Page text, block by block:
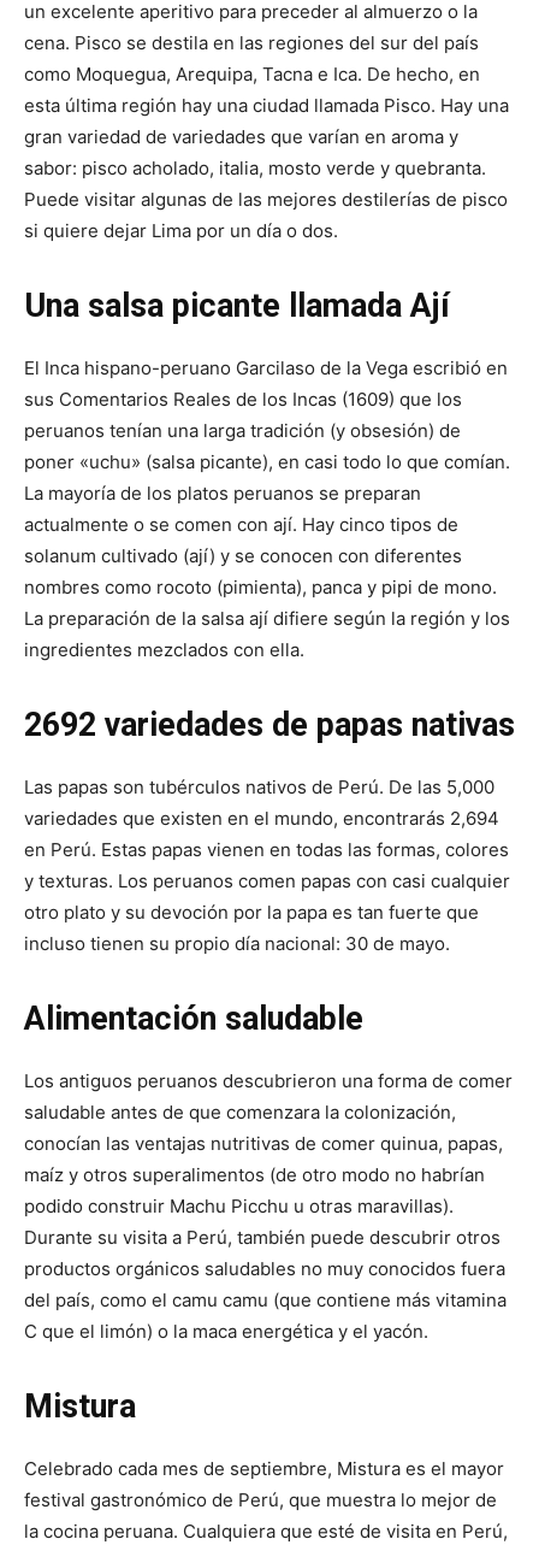
un excelente aperitivo para preceder al almuerzo o la
cena. Pisco se destila en las regiones del sur del país
como Moquegua, Arequipa, Tacna e Ica. De hecho, en
esta última región hay una ciudad llamada Pisco. Hay una
gran variedad de variedades que varían en aroma y
sabor: pisco acholado, italia, mosto verde y quebranta.
Puede visitar algunas de las mejores destilerías de pisco
si quiere dejar Lima por un día o dos.
Una salsa picante llamada Ají
El Inca hispano-peruano Garcilaso de la Vega escribió en
sus Comentarios Reales de los Incas (1609) que los
peruanos tenían una larga tradición (y obsesión) de
poner «uchu» (salsa picante), en casi todo lo que comían.
La mayoría de los platos peruanos se preparan
actualmente o se comen con ají. Hay cinco tipos de
solanum cultivado (ají) y se conocen con diferentes
nombres como rocoto (pimienta), panca y pipi de mono.
La preparación de la salsa ají difiere según la región y los
ingredientes mezclados con ella.
2692 variedades de papas nativas
Las papas son tubérculos nativos de Perú. De las 5,000
variedades que existen en el mundo, encontrarás 2,694
en Perú. Estas papas vienen en todas las formas, colores
y texturas. Los peruanos comen papas con casi cualquier
otro plato y su devoción por la papa es tan fuerte que
incluso tienen su propio día nacional: 30 de mayo.
Alimentación saludable
Los antiguos peruanos descubrieron una forma de comer
saludable antes de que comenzara la colonización,
conocían las ventajas nutritivas de comer quinua, papas,
maíz y otros superalimentos (de otro modo no habrían
podido construir Machu Picchu u otras maravillas).
Durante su visita a Perú, también puede descubrir otros
productos orgánicos saludables no muy conocidos fuera
del país, como el camu camu (que contiene más vitamina
C que el limón) o la maca energética y el yacón.
Mistura
Celebrado cada mes de septiembre, Mistura es el mayor
festival gastronómico de Perú, que muestra lo mejor de
la cocina peruana. Cualquiera que esté de visita en Perú,